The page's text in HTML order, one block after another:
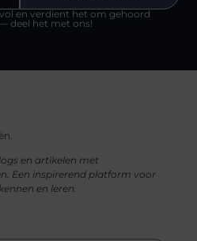
en verdient het om gehoord
deel het met ons!
en artikelen met
Een inspirerend platform voor
en leren.